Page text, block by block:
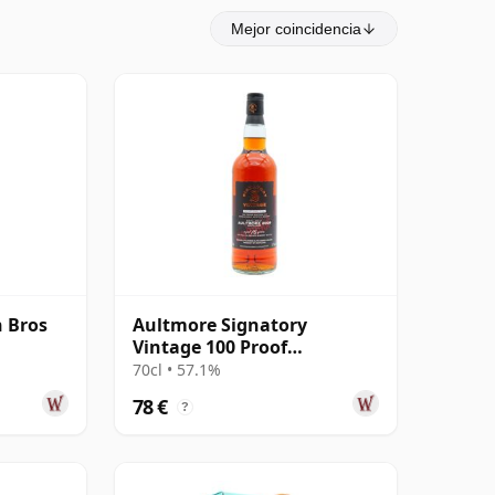
Mejor coincidencia
Bros
Aultmore Signatory
Vintage 100 Proof
Exceptional Cask Batch
70cl • 57.1%
78 € ?